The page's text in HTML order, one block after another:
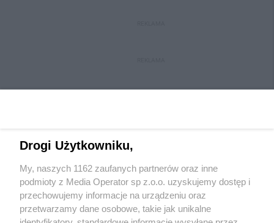
Wydawca mediówlokalnych
Drogi Użytkowniku,
My, naszych 1162 zaufanych partnerów oraz inne
podmioty z Media Operator sp z.o.o. uzyskujemy dostęp i
przechowujemy informacje na urządzeniu oraz
przetwarzamy dane osobowe, takie jak unikalne